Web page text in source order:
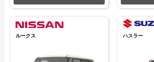
ルークス ハスラー